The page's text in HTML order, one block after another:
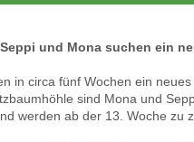
und Mona suchen ein
in circa fünf Wochen ein
sind Mona und
werden ab der 13. Woche